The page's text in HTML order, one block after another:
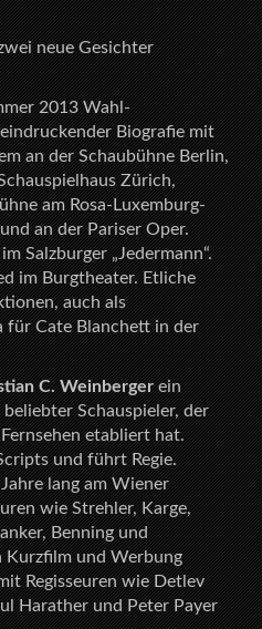
neue Gesichter
2013 Wahl-
Biografie mit
an der Schaubühne Berlin,
Zürich,
am Rosa-Luxemburg-
an der Pariser Oper.
Salzburger „Jedermann“.
im Burgtheater. Etliche
auch als
für Cate Blanchett in der
C. Weinbergerein
Schauspieler, der
etabliert hat.
und führt Regie.
lang am Wiener
wie Strehler, Karge,
Benning und
Kurzfilm und Werbung
Regisseuren wie Detlev
Harather und Peter Payer